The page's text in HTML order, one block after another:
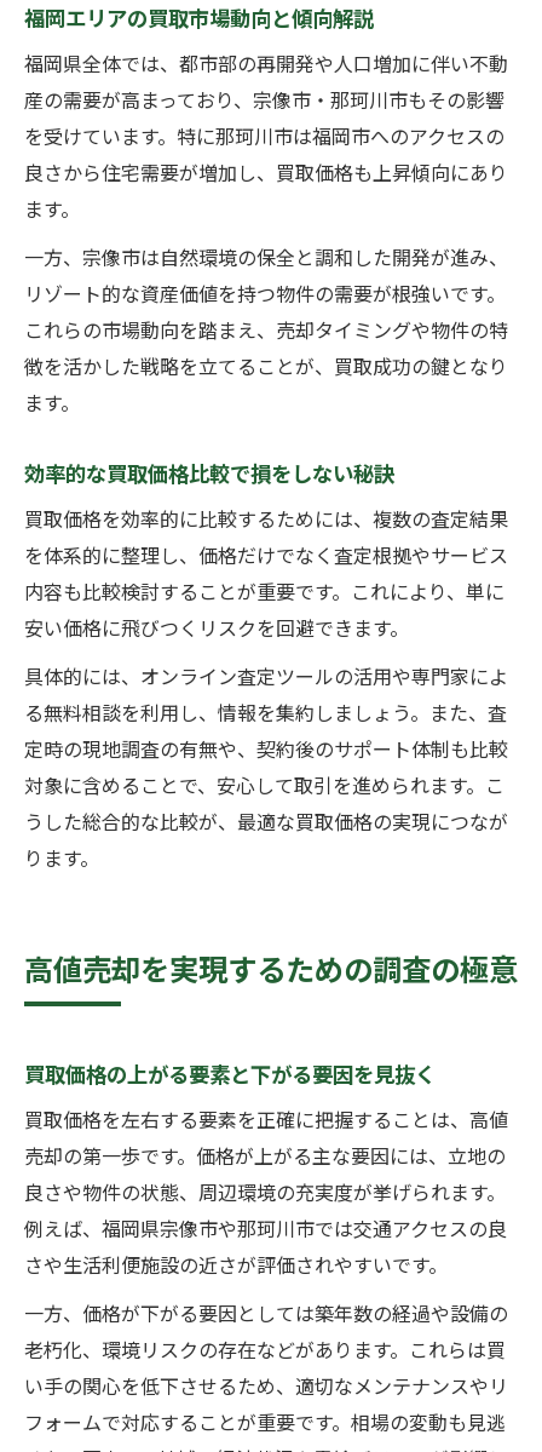
福岡エリアの買取市場動向と傾向解説
福岡県全体では、都市部の再開発や人口増加に伴い不動
産の需要が高まっており、宗像市・那珂川市もその影響
を受けています。特に那珂川市は福岡市へのアクセスの
良さから住宅需要が増加し、買取価格も上昇傾向にあり
ます。
一方、宗像市は自然環境の保全と調和した開発が進み、
リゾート的な資産価値を持つ物件の需要が根強いです。
これらの市場動向を踏まえ、売却タイミングや物件の特
徴を活かした戦略を立てることが、買取成功の鍵となり
ます。
効率的な買取価格比較で損をしない秘訣
買取価格を効率的に比較するためには、複数の査定結果
を体系的に整理し、価格だけでなく査定根拠やサービス
内容も比較検討することが重要です。これにより、単に
安い価格に飛びつくリスクを回避できます。
具体的には、オンライン査定ツールの活用や専門家によ
る無料相談を利用し、情報を集約しましょう。また、査
定時の現地調査の有無や、契約後のサポート体制も比較
対象に含めることで、安心して取引を進められます。こ
うした総合的な比較が、最適な買取価格の実現につなが
ります。
高値売却を実現するための調査の極意
買取価格の上がる要素と下がる要因を見抜く
買取価格を左右する要素を正確に把握することは、高値
売却の第一歩です。価格が上がる主な要因には、立地の
良さや物件の状態、周辺環境の充実度が挙げられます。
例えば、福岡県宗像市や那珂川市では交通アクセスの良
さや生活利便施設の近さが評価されやすいです。
一方、価格が下がる要因としては築年数の経過や設備の
老朽化、環境リスクの存在などがあります。これらは買
い手の関心を低下させるため、適切なメンテナンスやリ
フォームで対応することが重要です。相場の変動も見逃